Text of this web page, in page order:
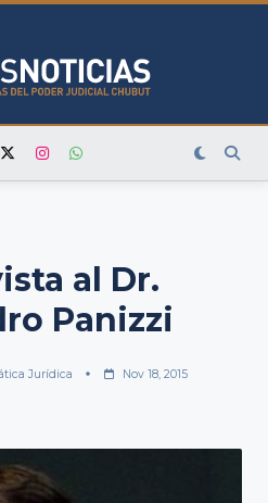
al Dr.
Panizzi
Jurídica Nov 18, 2015